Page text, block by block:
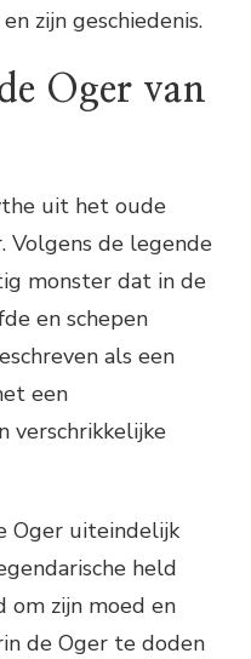
zijn geschiedenis.
Oger van
uit het oude
Volgens de legende
monster dat in de
en schepen
als een
een
verschrikkelijke
Oger uiteindelijk
held
om zijn moed en
de Oger te doden